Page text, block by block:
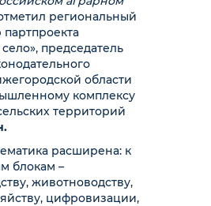
региональный
председатель
области
комплексу
территорий
расширена: к
блокам –
животноводству,
цифровизации,